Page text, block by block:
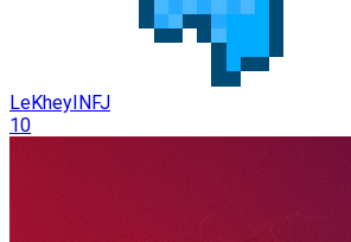
LeKheyINFJ
10